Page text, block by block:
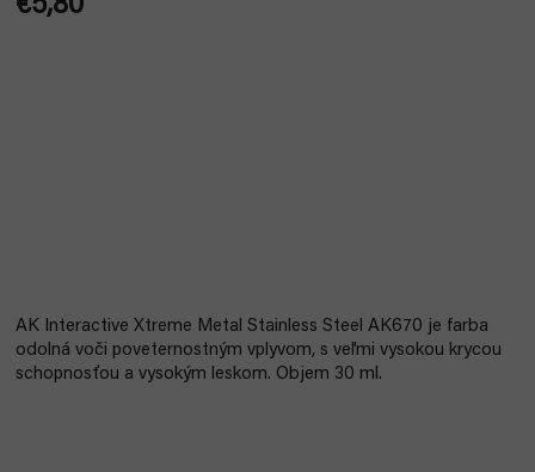
€5,80
AK Interactive Xtreme Metal Stainless Steel AK670 je farba
odolná voči poveternostným vplyvom, s veľmi vysokou krycou
schopnosťou a vysokým leskom. Objem 30 ml.